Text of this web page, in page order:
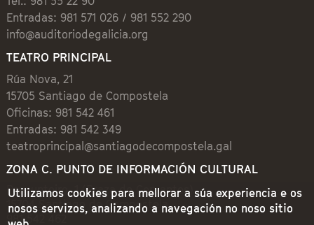
Entradas: 981 571 026 / 981 552 290
info@auditoriodegalicia.org
TEATRO PRINCIPAL
Rúa Nova, 21
15705 Santiago de Compostela
Oficinas: 981 542 461
Entradas: 981 542 349
teatroprincipal@santiagodecompostela.gal
ZONA C. PUNTO DE INFORMACIÓN CULTURAL
Preguntoiro, 1 (Praza de Cervantes)
15704 Santiago de Compostela
981 542 462
Utilizamos cookies para mellorar a súa experiencia e os
nosos servizos, analizando a navegación no noso sitio